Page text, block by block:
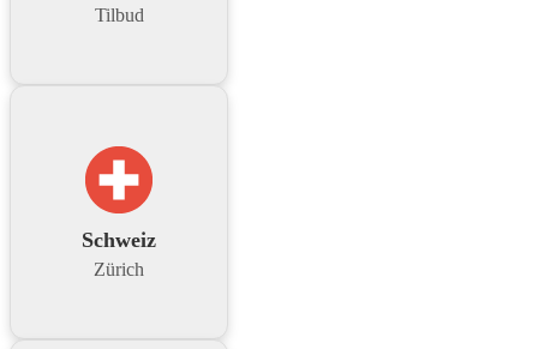
Tilbud
Schweiz
Zürich